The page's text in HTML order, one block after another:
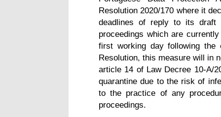
Resolution 2020/170 where it
deadlines of reply to its draft
proceedings which are
first working day following
Resolution, this measure will in
article 14 of Law Decree 10-A/
quarantine due to the risk of
to the practice of any
proceedings.